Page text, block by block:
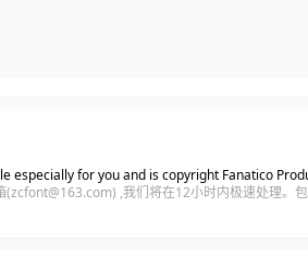
especially for you and is copyright Fanatico
,我们将在12小时内极速处理。